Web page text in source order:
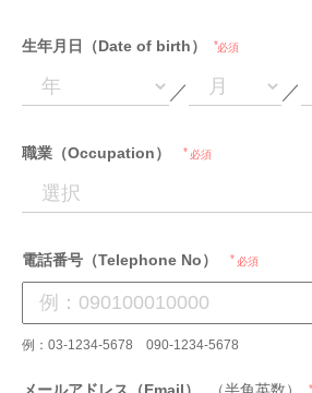
生年月日（Date of birth） 必須
／ ／
職業（Occupation） 必須
電話番号（Telephone No） 必須
例：03-1234-5678 090-1234-5678